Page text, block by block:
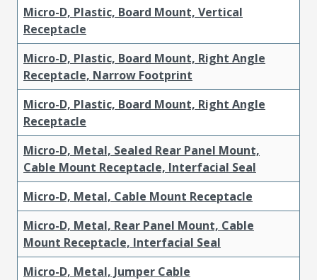
Micro-D, Plastic, Board Mount, Vertical
Receptacle
Micro-D, Plastic, Board Mount, Right Angle
Receptacle, Narrow Footprint
Micro-D, Plastic, Board Mount, Right Angle
Receptacle
Micro-D, Metal, Sealed Rear Panel Mount,
Cable Mount Receptacle, Interfacial Seal
Micro-D, Metal, Cable Mount Receptacle
Micro-D, Metal, Rear Panel Mount, Cable
Mount Receptacle, Interfacial Seal
Micro-D, Metal, Jumper Cable